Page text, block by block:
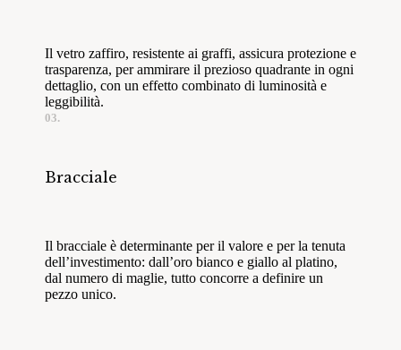
Il vetro zaffiro, resistente ai graffi, assicura protezione e
trasparenza, per ammirare il prezioso quadrante in ogni
dettaglio, con un effetto combinato di luminosità e
leggibilità.
03.
Bracciale
Il bracciale è determinante per il valore e per la tenuta
dell’investimento: dall’oro bianco e giallo al platino,
dal numero di maglie, tutto concorre a definire un
pezzo unico.